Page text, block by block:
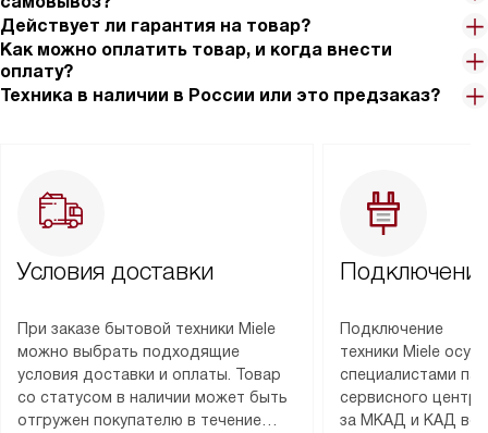
Действует ли гарантия на товар?
Как можно оплатить товар, и когда внести
оплату?
Техника в наличии в России или это предзаказ?
Условия доставки
При заказе бытовой техники Miele
можно выбрать подходящие
условия доставки и оплаты. Товар
со статусом в наличии может быть
отгружен покупателю в течение
Подключение
техники Miele
специалистами
сервисного
за МКАД и КАД